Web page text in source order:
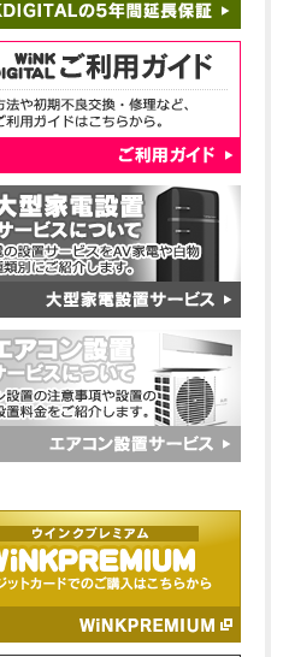
カバヤシ
スプレイ
【USED】 APPLE
[USED]u059147
￥164,800
Aランク品（中古美品）